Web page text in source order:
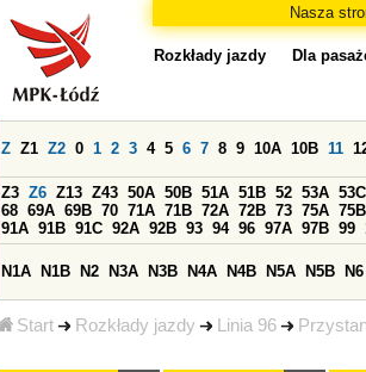
Nasza
Start Rozkłady jazdy Linia 96
Rozkłady jazdy Dla
Z Z1 Z2 0 1 2 3 4 5 6 7 8 9 10A 10B 11
Z3 Z6 Z13 Z43 50A 50B 51A 51B 52 53A 53C
68 69A 69B 70 71A 71B 72A 72B 73 75A 75B
91A 91B 91C 92A 92B 93 94 96 97A 97B 99
N1A N1B N2 N3A N3B N4A N4B N5A N5B N6